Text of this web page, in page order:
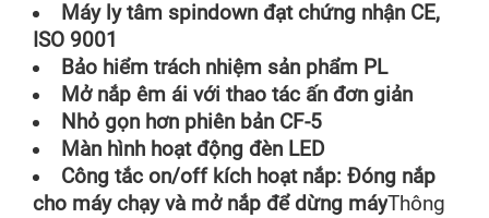
Máy ly tâm spindown đạt chứng nhận CE,
ISO 9001
Bảo hiểm trách nhiệm sản phẩm PL
Mở nắp êm ái với thao tác ấn đơn giản
Nhỏ gọn hơn phiên bản CF-5
Màn hình hoạt động đèn LED
Công tắc on/off kích hoạt nắp: Đóng nắp
cho máy chạy và mở nắp để dừng máyThông